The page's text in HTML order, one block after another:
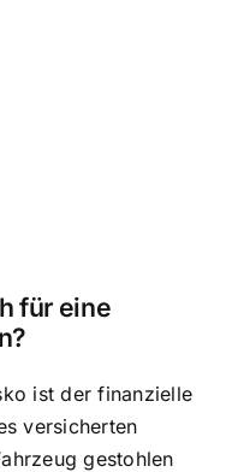
für eine
ist der finanzielle
versicherten
gestohlen